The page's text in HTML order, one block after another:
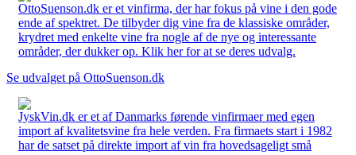
OttoSuenson.dk er et vinfirma, der har fokus på vine i den gode
ende af spektret. De tilbyder dig vine fra de klassiske områder,
krydret med enkelte vine fra nogle af de nye og interessante
områder, der dukker op. Klik her for at se deres udvalg.
Se udvalget på OttoSuenson.dk
JyskVin.dk er et af Danmarks førende vinfirmaer med egen
import af kvalitetsvine fra hele verden. Fra firmaets start i 1982
har de satset på direkte import af vin fra hovedsageligt små